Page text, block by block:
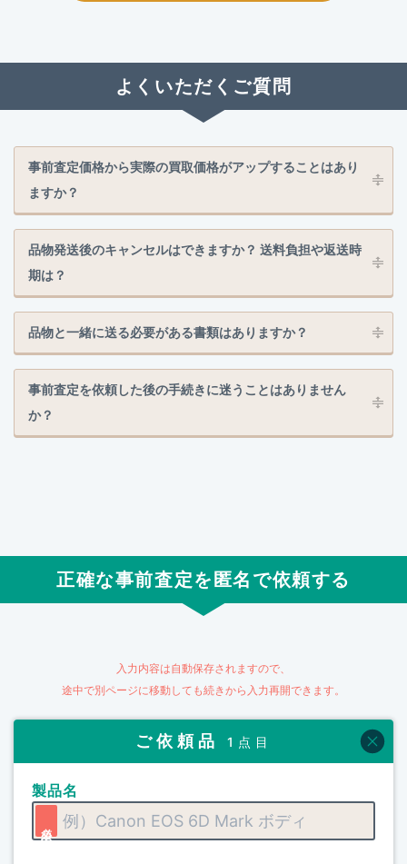
よくいただくご質問
事前査定価格から実際の買取価格がアップすることはあり
ますか？
品物発送後のキャンセルはできますか？ 送料負担や返送時
期は？
品物と一緒に送る必要がある書類はありますか？
事前査定を依頼した後の手続きに迷うことはありません
か？
正確な事前査定を匿名で依頼する
入力内容は自動保存されますので、
途中で別ページに移動しても続きから入力再開できます。
ご依頼品 1点目
製品名